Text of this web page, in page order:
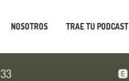
NOSOTROS TRAE TU PODCAST